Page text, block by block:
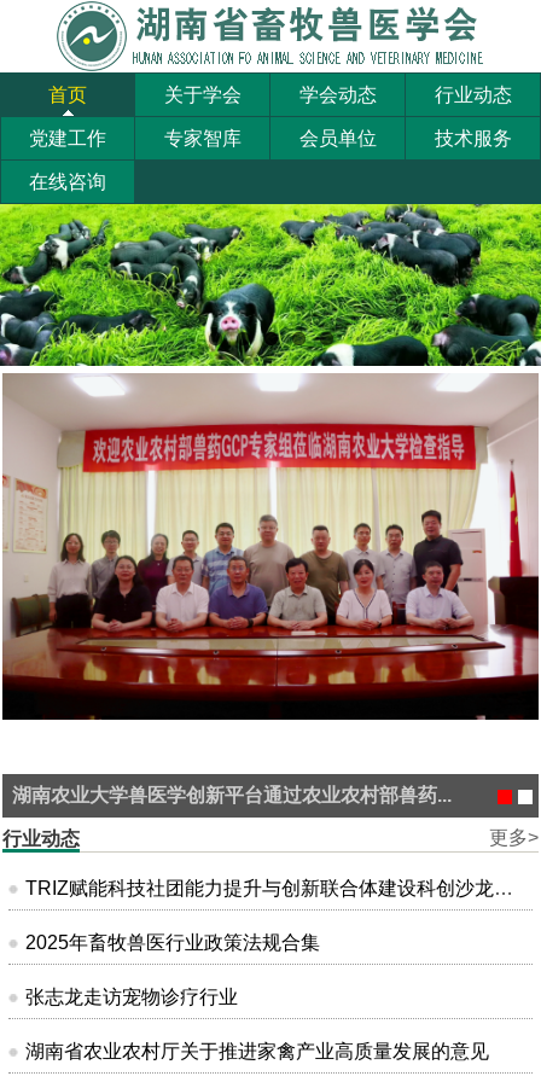
首页 关于学会 学会动态 行业动态
党建工作 专家智库 会员单位 技术服务
在线咨询
湖南农业大学兽医学创新平台通过农业农村部兽药...
更多>
行业动态
TRIZ赋能科技社团能力提升与创新联合体建设科创沙龙在昆明成功举办
2025年畜牧兽医行业政策法规合集
张志龙走访宠物诊疗行业
湖南省农业农村厅关于推进家禽产业高质量发展的意见